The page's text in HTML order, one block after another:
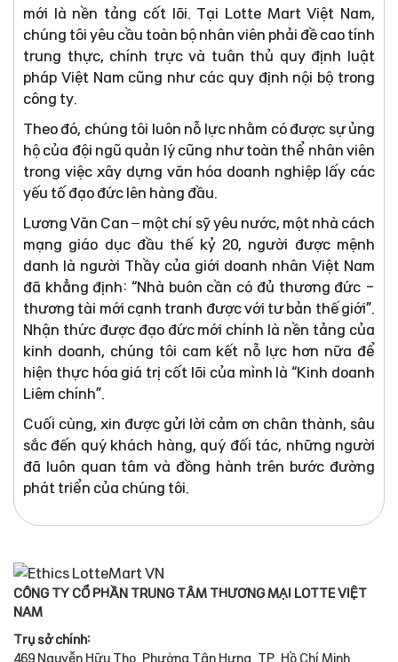
mới là nền tảng cốt lõi. Tại Lotte Mart Việt Nam,
chúng tôi yêu cầu toàn bộ nhân viên phải đề cao tính
trung thực, chính trực và tuân thủ quy định luật
pháp Việt Nam cũng như các quy định nội bộ trong
công ty.
Theo đó, chúng tôi luôn nỗ lực nhằm có được sự ủng
hộ của đội ngũ quản lý cũng như toàn thể nhân viên
trong việc xây dựng văn hóa doanh nghiệp lấy các
yếu tố đạo đức lên hàng đầu.
Lương Văn Can – một chí sỹ yêu nước, một nhà cách
mạng giáo dục đầu thế kỷ 20, người được mệnh
danh là người Thầy của giới doanh nhân Việt Nam
đã khẳng định: “Nhà buôn cần có đủ thương đức -
thương tài mới cạnh tranh được với tư bản thế giới”.
Nhận thức được đạo đức mới chính là nền tảng của
kinh doanh, chúng tôi cam kết nỗ lực hơn nữa để
hiện thực hóa giá trị cốt lõi của mình là “Kinh doanh
Liêm chính”.
Cuối cùng, xin được gửi lời cảm ơn chân thành, sâu
sắc đến quý khách hàng, quý đối tác, những người
đã luôn quan tâm và đồng hành trên bước đường
phát triển của chúng tôi.
CÔNG TY CỔ PHẦN TRUNG TÂM THƯƠNG MẠI LOTTE VIỆT
NAM
Trụ sở chính:
469 Nguyễn Hữu Thọ, Phường Tân Hưng, TP. Hồ Chí Minh